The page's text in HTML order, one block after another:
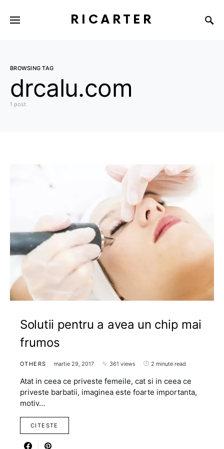
RICARTER
BROWSING TAG
drcalu.com
1 post
Solutii pentru a avea un chip mai
frumos
OTHERS martie 29, 2017 361 views 2 minute read
Atat in ceea ce priveste femeile, cat si in ceea ce
priveste barbatii, imaginea este foarte importanta,
motiv…
CITESTE